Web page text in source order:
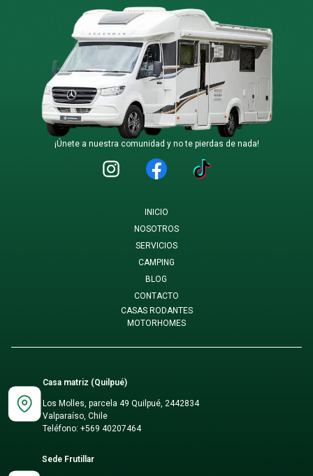
¡Únete a nuestra comunidad y no te pierdas de nada!
INICIO
NOSOTROS
SERVICIOS
CAMPING
BLOG
CONTACTO
CASAS RODANTES
MOTORHOMES
Casa matriz (Quilpué)
Los Molles, parcela 49 Quilpué, 2442834
Valparaíso, Chile
Teléfono: +569 40207464
Sede Frutillar